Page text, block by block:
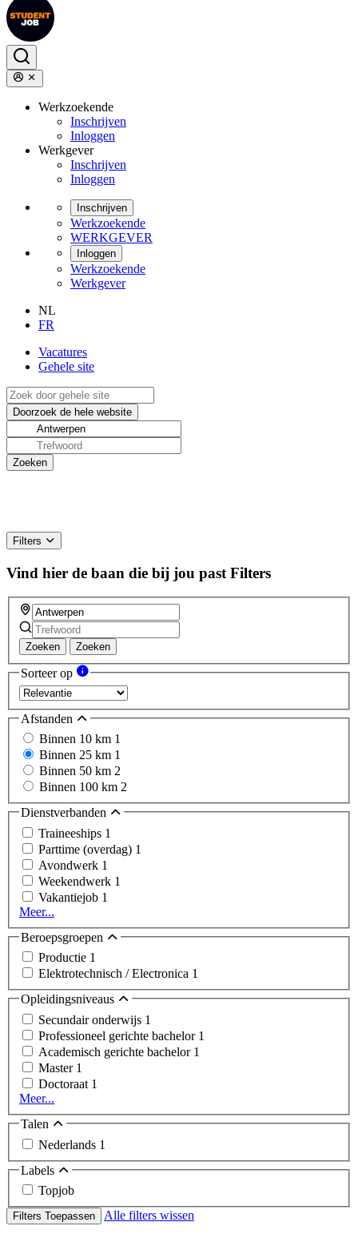
Werkzoekende
Inschrijven
Inloggen
Werkgever
Inschrijven
Inloggen
Inschrijven
Werkzoekende
WERKGEVER
Inloggen
Werkzoekende
Werkgever
NL
FR
Vacatures
Gehele site
Filters
Vind hier de baan die bij jou past Filters
Zoeken Zoeken
Sorteer op
Afstanden
Binnen 10 km 1
Binnen 25 km 1
Binnen 50 km 2
Binnen 100 km 2
Dienstverbanden
Traineeships 1
Parttime (overdag) 1
Avondwerk 1
Weekendwerk 1
Vakantiejob 1
Meer...
Beroepsgroepen
Productie 1
Elektrotechnisch / Electronica 1
Opleidingsniveaus
Secundair onderwijs 1
Professioneel gerichte bachelor 1
Academisch gerichte bachelor 1
Master 1
Doctoraat 1
Meer...
Talen
Nederlands 1
Labels
Topjob
Filters Toepassen Alle filters wissen